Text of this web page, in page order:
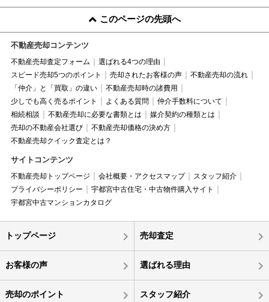
このページの先頭へ
不動産売却コンテンツ
不動産売却査定フォーム
選ばれる4つの理由
スピード売却5つのポイント
売却されたお客様の声
不動産売却の流れ
「仲介」と「買取」の違い
不動産売却時の諸費用
少しでも高く売るポイント
よくある質問
仲介手数料について
相続相談
不動産売却に必要な書類とは
媒介契約の種類とは
売却の不動産会社選び
不動産売却価格の決め方
不動産売却クイック査定とは？
サイトコンテンツ
不動産売却トップページ 会社概要・アクセスマップ
スタッフ紹介
プライバシーポリシー
宇都宮中古住宅・中古物件購入サイト
宇都宮中古マンションカタログ
トップページ 売却査定
お客様の声 選ばれる理由
売却のポイント スタッフ紹介